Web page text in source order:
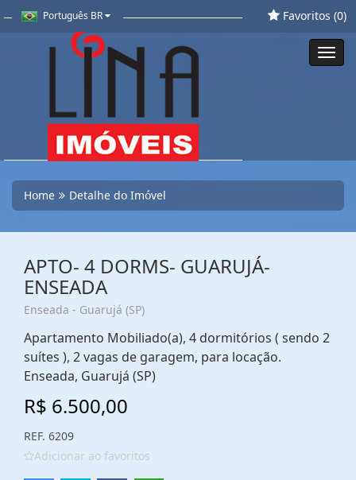
Português BR Favoritos (0)
Home Detalhe do Imóvel
APTO- 4 DORMS- GUARUJÁ-
ENSEADA
Enseada - Guarujá (SP)
Apartamento Mobiliado(a), 4 dormitórios ( sendo 2
suítes ), 2 vagas de garagem, para locação.
Enseada, Guarujá (SP)
R$ 6.500,00
REF. 6209
Adicionar ao favoritos